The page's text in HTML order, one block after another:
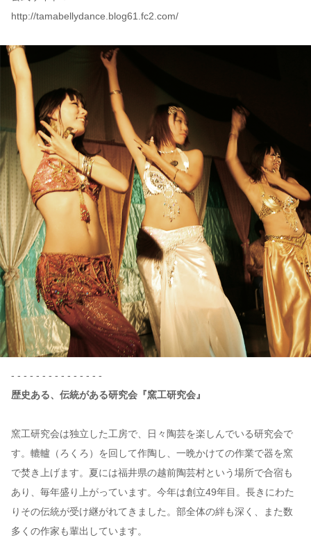
http://tamabellydance.blog61.fc2.com/
- - - - - - - - - - - - - - -
歴史ある、伝統がある研究会『窯工研究会』
窯工研究会は独立した工房で、日々陶芸を楽しんでいる研究会で
す。轆轤（ろくろ）を回して作陶し、一晩かけての作業で器を窯
で焚き上げます。夏には福井県の越前陶芸村という場所で合宿も
あり、毎年盛り上がっています。今年は創立49年目。長きにわた
りその伝統が受け継がれてきました。部全体の絆も深く、また数
多くの作家も輩出しています。